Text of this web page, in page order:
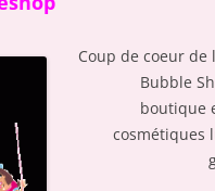
Coup de coeur de
Bubble
boutique
cosmétiques